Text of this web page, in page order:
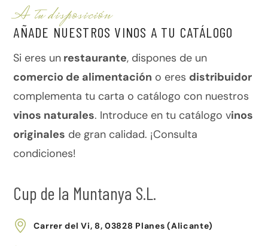
A tu disposición
AÑADE NUESTROS VINOS A TU CATÁLOGO
Si eres un restaurante, dispones de un
comercio de alimentación o eres distribuidor
complementa tu carta o catálogo con nuestros
vinos naturales. Introduce en tu catálogo vinos
originales de gran calidad. ¡Consulta
condiciones!
Cup de la Muntanya S.L.
Carrer del Vi, 8,03828 Planes (Alicante)